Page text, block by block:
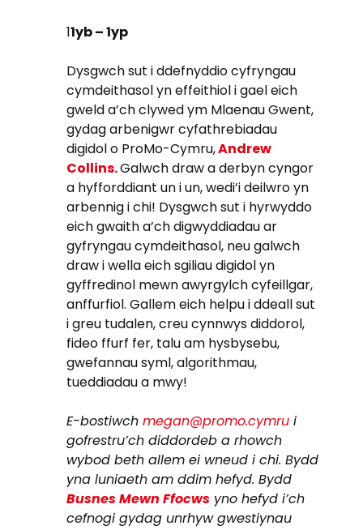
11yb – 1yp
Dysgwch sut i ddefnyddio cyfryngau
cymdeithasol yn effeithiol i gael eich
gweld a’ch clywed ym Mlaenau Gwent,
gydag arbenigwr cyfathrebiadau
digidol o ProMo-Cymru,Andrew
Collins.Galwch draw a derbyn cyngor
a hyfforddiant un i un, wedi’i deilwro yn
arbennig i chi! Dysgwch sut i hyrwyddo
eich gwaith a’ch digwyddiadau ar
gyfryngau cymdeithasol, neu galwch
draw i wella eich sgiliau digidol yn
gyffredinol mewn awyrgylch cyfeillgar,
anffurfiol. Gallem eich helpu i ddeall sut
i greu tudalen, creu cynnwys diddorol,
fideo ffurf fer, talu am hysbysebu,
gwefannau syml, algorithmau,
tueddiadau a mwy!
E-bostiwchmegan@promo.cymru i
gofrestru’ch diddordeb a rhowch
wybod beth allem ei wneud i chi. Bydd
yna luniaeth am ddim hefyd. Bydd
Busnes Mewn Ffocws yno hefyd i’ch
cefnogi gydag unrhyw gwestiynau